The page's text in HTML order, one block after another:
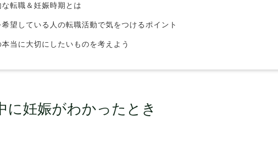
転職＆妊娠時期とは
望している人の転職活動で気をつけるポイント
本当に大切にしたいものを考えよう
に妊娠がわかったとき